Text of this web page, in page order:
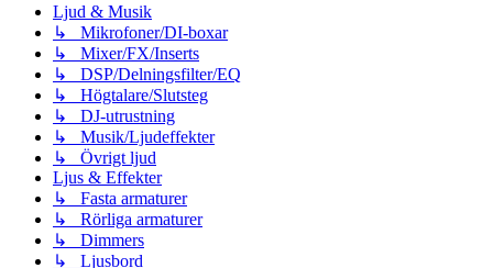
Ljud & Musik
↳ Mikrofoner/DI-boxar
↳ Mixer/FX/Inserts
↳ DSP/Delningsfilter/EQ
↳ Högtalare/Slutsteg
↳ DJ-utrustning
↳ Musik/Ljudeffekter
↳ Övrigt ljud
Ljus & Effekter
↳ Fasta armaturer
↳ Rörliga armaturer
↳ Dimmers
↳ Ljusbord